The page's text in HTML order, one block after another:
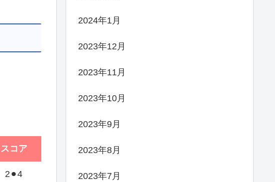
スコア
2⚫︎4
2024年1月
2023年12月
2023年11月
2023年10月
2023年9月
2023年8月
2023年7月